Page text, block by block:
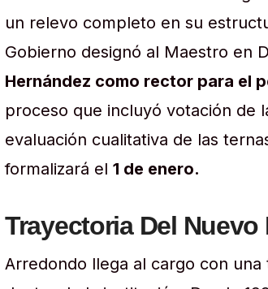
un relevo completo en su
Gobierno designó al Maestro en
Hernández como rector para el
proceso que incluyó votación de
evaluación cualitativa de las
formalizará el 1 de enero.
Trayectoria Del Nuevo
Arredondo llega al cargo con una